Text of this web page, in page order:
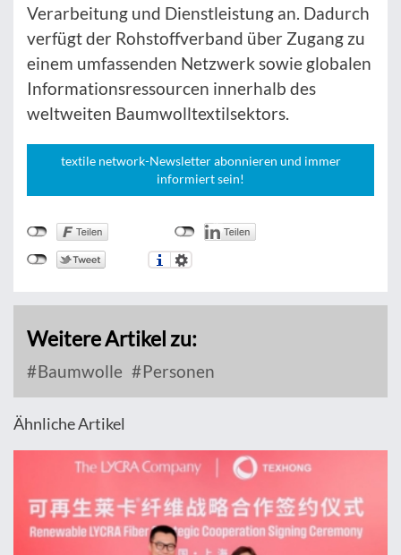
Verarbeitung und Dienstleistung an. Dadurch
verfügt der Rohstoffverband über Zugang zu
einem umfassenden Netzwerk sowie globalen
Informationsressourcen innerhalb des
weltweiten Baumwolltextilsektors.
textile network-Newsletter abonnieren und immer
informiert sein!
Weitere Artikel zu:
Baumwolle Personen
Ähnliche Artikel